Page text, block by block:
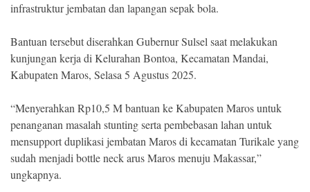
Copyright
2026
NETRAL
All
infrastruktur jembatan dan lapangan sepak bola.
Bantuan tersebut diserahkan Gubernur Sulsel saat melakukan
kunjungan kerja di Kelurahan Bontoa, Kecamatan Mandai,
Kabupaten Maros, Selasa 5 Agustus 2025.
“Menyerahkan Rp10,5 M bantuan ke Kabupaten Maros untuk
penanganan masalah stunting serta pembebasan lahan untuk
mensupport duplikasi jembatan Maros di kecamatan Turikale yang
sudah menjadi bottle neck arus Maros menuju Makassar,”
ungkapnya.